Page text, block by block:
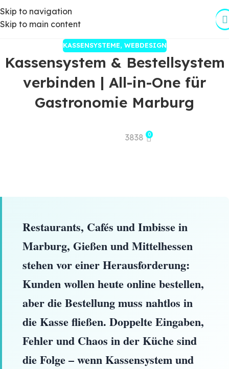
Skip to navigation
Skip to main content
KASSENSYSTEME, WEBDESIGN
Kassensystem & Bestellsystem
verbinden | All-in-One für
Gastronomie Marburg
3838 0
Restaurants, Cafés und Imbisse in
Marburg, Gießen und Mittelhessen
stehen vor einer Herausforderung:
Kunden wollen heute online bestellen,
aber die Bestellung muss nahtlos in
die Kasse fließen. Doppelte Eingaben,
Fehler und Chaos in der Küche sind
die Folge – wenn Kassensystem und